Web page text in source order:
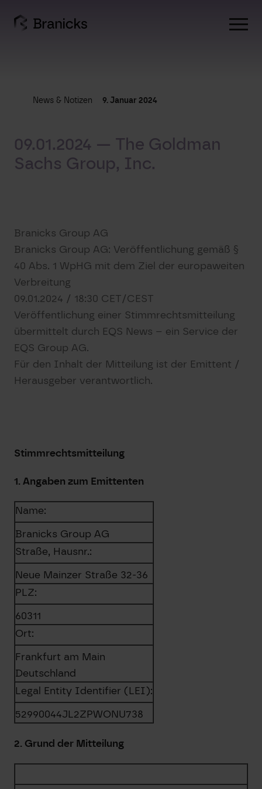
content
News & Notizen 9. Januar 2024
09.01.2024 — The Goldman
Sachs Group, Inc.
Branicks Group AG
Branicks Group AG: Veröffentlichung gemäß §
40 Abs. 1 WpHG mit dem Ziel der europaweiten
Verbreitung
09.01.2024 / 18:30 CET/CEST
Veröffentlichung einer Stimmrechtsmitteilung
übermittelt durch EQS News – ein Service der
EQS Group AG.
Für den Inhalt der Mitteilung ist der Emittent /
Herausgeber verantwortlich.
Stimmrechtsmitteilung
1. Angaben zum Emittenten
Name:
Branicks Group AG
Straße, Hausnr.:
Neue Mainzer Straße 32-36
PLZ:
60311
Ort:
Frankfurt am Main
Deutschland
Legal Entity Identifier (LEI):
52990044JL2ZPWONU738
2. Grund der Mitteilung